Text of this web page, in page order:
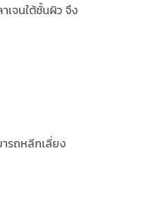
เจนใต้ชั้นผิว จึง
รถหลีกเลี่ยง